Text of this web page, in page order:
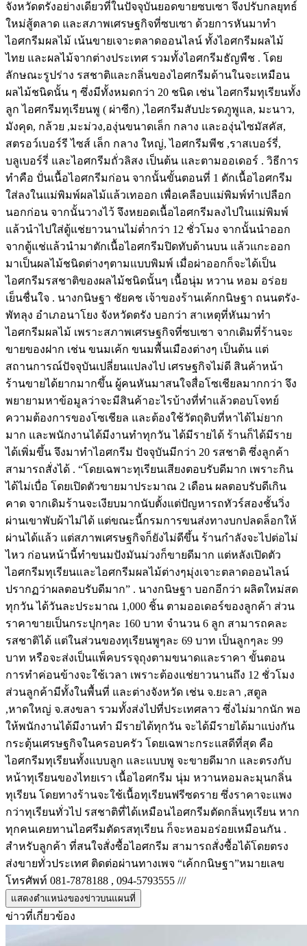
จังหวัดตรังอย่างเดียวที่ในปัจจุบันยอดขายซบเซา จึงปรับกลยุทธ์
ใหม่สู้ตลาด และสภาพเศรษฐกิจที่ซบเซา ด้วยการหันมาทำ
ไอศกรีมผลไม้ เน้นขายเจาะตลาดออนไลน์ ทั้งไอศกรีมผลไม้
ไทย และผลไม้จากต่างประเทศ รวมทั้งไอศกรีมธัญพืช . โดย
ลักษณะรูปร่าง รสชาติและกลิ่นของไอศกรีมด้านในจะเหมือน
ผลไม้ชนิดนั้น ๆ ซึ่งมีทั้งหมดกว่า 20 ชนิด เช่น ไอศกรีมทุเรียนทั้ง
ลูก ไอศกรีมทุเรียนพู ( ผ่าซีก) ,ไอศกรีมสับปะรดภูพูแล, มะนาว,
มังคุด, กล้วย ,มะม่วง,องุ่นขนาดเล็ก กลาง และองุ่นไซมัสคัส,
สตรอว์เบอร์รี ไซส์ เล็ก กลาง ใหญ่, ไอศกรีมพีช ,ราสเบอร์รี่,
บลูเบอร์รี่ และไอศกรีมถั่วลิสง เป็นต้น และตามออเดอร์ . วิธีการ
ทำคือ ปั่นเนื้อไอศกรีมก่อน จากนั้นขั้นตอนที่ 1 ตักเนื้อไอศกรีม
ใส่ลงในแม่พิมพ์ผลไม้แล้วเทออก เพื่อเคลือบแม่พิมพ์ทำเปลือก
นอกก่อน จากนั้นวางไว้ จึงหยอดเนื้อไอศกรีมลงไปในแม่พิมพ์
แล้วนำไปใส่ตู้แช่ยาวนานไม่ต่ำกว่า 12 ชั่วโมง จากนั้นนำออก
จากตู้แช่แล้วนำมาตักเนื้อไอศกรีมปิดทับด้านบน แล้วแกะออก
มาเป็นผลไม้ชนิดต่างๆตามแบบพิมพ์ เมื่อผ่าออกก็จะได้เป็น
ไอศกรีมรสชาติของผลไม้ชนิดนั้นๆ เนื้อนุ่ม หวาน หอม อร่อย
เย็นชื่นใจ . นางกนิษฐา ชัยคช เจ้าของร้านเค้กกนิษฐา ถนนตรัง-
พัทลุง อำเภอนาโยง จังหวัดตรัง บอกว่า สาเหตุที่หันมาทำ
ไอศกรีมผลไม้ เพราะสภาพเศรษฐกิจที่ซบเซา จากเดิมที่ร้านจะ
ขายของฝาก เช่น ขนมเค้ก ขนมพื้นเมืองต่างๆ เป็นต้น แต่
สถานการณ์ปัจจุบันเปลี่ยนแปลงไป เศรษฐกิจไม่ดี สินค้าหน้า
ร้านขายได้ยากมากขึ้น ผู้คนหันมาสนใจสื่อโซเชียลมากกว่า จึง
พยายามหาข้อมูลว่าจะมีสินค้าอะไรบ้างที่ทำแล้วตอบโจทย์
ความต้องการของโซเชียล และต้องใช้วัตถุดิบที่หาได้ไม่ยาก
มาก และพนักงานได้มีงานทำทุกวัน ได้มีรายได้ ร้านก็ได้มีราย
ได้เพิ่มขึ้น จึงมาทำไอศกรีม ปัจจุบันมีกว่า 20 รสชาติ ซึ่งลูกค้า
สามารถสั่งได้ . “โดยเฉพาะทุเรียนเสียงตอบรับดีมาก เพราะกิน
ได้ไม่เบื่อ โดยเปิดตัวขายมาประมาณ 2 เดือน ผลตอบรับดีเกิน
คาด จากเดิมร้านจะเงียบมากนับตั้งแต่ปัญหารถทัวร์สองชั้นวิ่ง
ผ่านเขาพับผ้าไม่ได้ แต่ขณะนี้กรมการขนส่งทางบกปลดล็อกให้
ผ่านได้แล้ว แต่สภาพเศรษฐกิจก็ยังไม่ดีขึ้น ร้านกำลังจะไปต่อไม่
ไหว ก่อนหน้านี้ทำขนมปังมันม่วงก็ขายดีมาก แต่หลังเปิดตัว
ไอศกรีมทุเรียนและไอศกรีมผลไม้ต่างๆมุ่งเจาะตลาดออนไลน์
ปรากฏว่าผลตอบรับดีมาก” . นางกนิษฐา บอกอีกว่า ผลิตใหม่สด
ทุกวัน ได้วันละประมาณ 1,000 ชิ้น ตามออเดอร์ของลูกค้า ส่วน
ราคาขายเป็นกระปุกๆละ 160 บาท จำนวน 6 ลูก สามารถคละ
รสชาติได้ แต่ในส่วนของทุเรียนพูๆละ 69 บาท เป็นลูกๆละ 99
บาท หรือจะส่งเป็นแพ็คบรรจุถุงตามขนาดและราคา ขั้นตอน
การทำค่อนข้างจะใช้เวลา เพราะต้องแช่ยาวนานถึง 12 ชั่วโมง
ส่วนลูกค้ามีทั้งในพื้นที่ และต่างจังหวัด เช่น จ.ยะลา ,สตูล
,หาดใหญ่ จ.สงขลา รวมทั้งส่งไปที่ประเทศลาว ซึ่งไม่มากนัก พอ
ให้พนักงานได้มีงานทำ มีรายได้ทุกวัน จะได้มีรายได้มาแบ่งกัน
กระตุ้นเศรษฐกิจในครอบครัว โดยเฉพาะกระแสดีที่สุด คือ
ไอศกรีมทุเรียนทั้งแบบลูก และแบบพู จะขายดีมาก และตรงกับ
หน้าทุเรียนของไทยเรา เนื้อไอศกรีม นุ่ม หวานหอมละมุนกลิ่น
ทุเรียน โดยทางร้านจะใช้เนื้อทุเรียนฟรีซดราย ซึ่งราคาจะแพง
กว่าทุเรียนทั่วไป รสชาติที่ได้เหมือนไอศกรีมตัดกลิ่นทุเรียน หาก
ทุกคนเคยทานไอศรีมตัดรสทุเรียน ก็จะหอมอร่อยเหมือนกัน .
สำหรับลูกค้า ที่สนใจสั่งซื้อไอศกรีม สามารถสั่งซื้อได้โดยตรง
ส่งขายทั่วประเทศ ติดต่อผ่านทางเพจ “เค้กกนิษฐา”หมายเลข
โทรศัพท์ 081-7878188 , 094-5793555 ///
แสดงตำแหน่งของข่าวบนแผนที่
ข่าวที่เกี่ยวข้อง